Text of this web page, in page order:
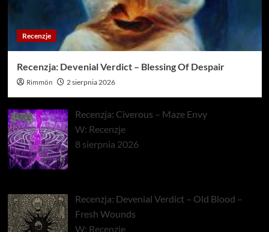
Recenzje
Recenzja: Devenial Verdict – Blessing Of Despair
Rimmön 2 sierpnia 2026
Recenzja: Civerous – Maze Envy
W: Recenzje
8 sierpnia 2026
Recenzja: Devenial Verdict – Old Blood –
Fresh Wounds
W: Recenzje